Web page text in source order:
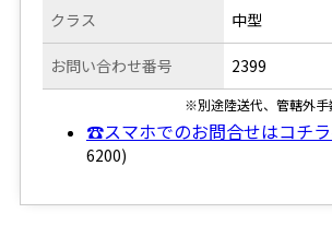
クラス
お問い合わせ番号
中型
2399
※別途陸送代、管轄外
☎スマホでのお問合せはコチ
6200)